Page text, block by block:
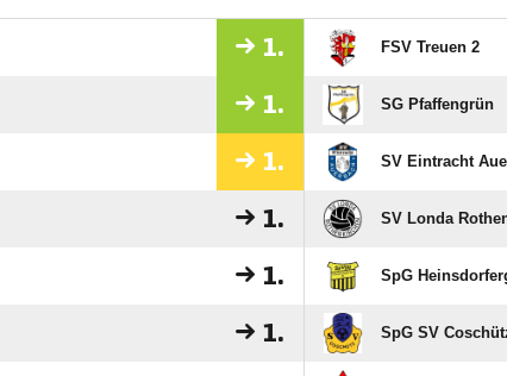
1. FSV Treuen 2
1. SG Pfaffengrün
1. SV Eintracht
1. SV Londa
1. SpG
1. SpG SV